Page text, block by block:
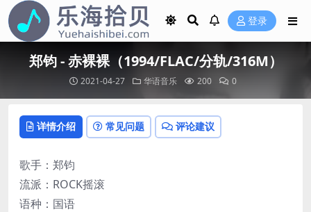
登录
郑钧 - 赤裸裸（1994/FLAC/分轨/316M）
2021-04-27 华语音乐 200 0
详情介绍 常见问题 评论建议
歌手：郑钧
流派：ROCK摇滚
语种：国语